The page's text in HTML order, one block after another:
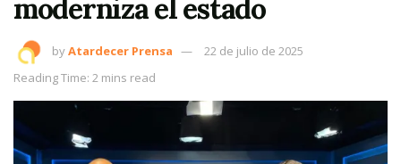
moderniza el estado
byAtardecer Prensa
22 de julio de 2025
Reading Time: 2 mins read